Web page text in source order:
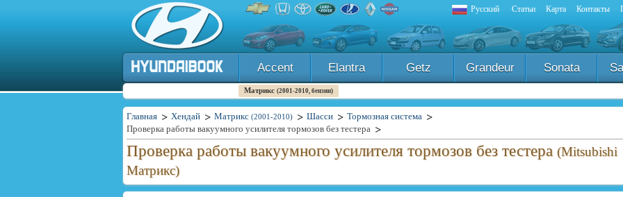
Русский Статьи Карта Контакты
Accent Elantra Getz Grandeur Sonata
Матрикс (2001-2010, бензин)
Главная Хендай Матрикс (2001-2010) Шасси
Тормозная система
Проверка работы вакуумного усилителя тормозов без тестера
Проверка работы вакуумного усилителя тормозов без тестера (Mitsubishi
Матрикс)